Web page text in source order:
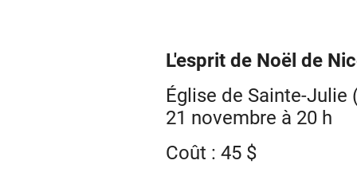
L'esprit de Noël de
Église de Sainte-Julie
21 novembre à 20 h
Coût : 45 $